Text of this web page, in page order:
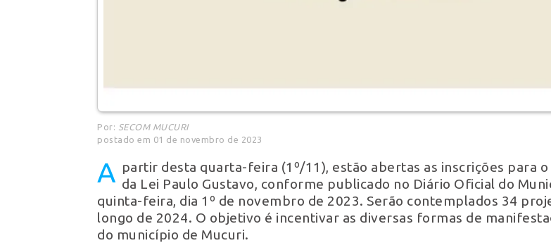
Por: SECOM MUCURI
postado em 01 de novembro de 2023
A partir desta quarta-feira (1º/11), estão abertas as inscrições para
da Lei Paulo Gustavo, conforme publicado no Diário Oficial do
quinta-feira, dia 1º de novembro de 2023. Serão contemplados 34
longo de 2024. O objetivo é incentivar as diversas formas de
do município de Mucuri.